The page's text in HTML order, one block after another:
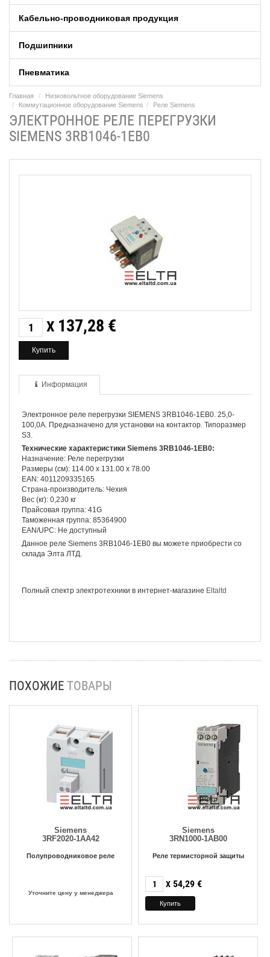
Кабельно-проводниковая продукция
Подшипники
Пневматика
Главная
Низковольтное оборудование Siemens
Коммутационное оборудование Siemens
Реле Siemens
ЭЛЕКТРОННОЕ РЕЛЕ ПЕРЕГРУЗКИ
SIEMENS 3RB1046-1EB0
X 137,28 €
Информация
Электронное реле перегрузки SIEMENS 3RB1046-1EB0. 25,0-
100,0А. Предназначено для установки на контактор. Типоразмер
S3.
Технические характеристики Siemens 3RB1046-1EB0:
Назначение: Реле перегрузки
Размеры (см): 114.00 x 131.00 x 78.00
EAN: 4011209335165
Страна-производитель: Чехия
Вес (кг): 0,230 кг
Прайсовая группа: 41G
Таможенная группа: 85364900
EAN/UPC: Не доступный
Данное реле Siemens 3RB1046-1EB0 вы можете приобрести со
склада Элта ЛТД.
Полный спектр электротехники в интернет-магазине Eltaltd
ПОХОЖИЕ ТОВАРЫ
Siemens
3RF2020-1AA42
Полупроводниковое реле
Уточните цену у менеджера
Siemens
3RN1000-1AB00
Реле термисторной защиты
X 54,29 €